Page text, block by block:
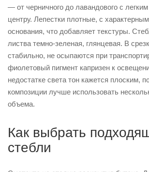
— от черничного до лавандового с
центру. Лепестки плотные, с
основания, что добавляет текстуры.
листва темно-зеленая, глянцевая. В
стабильно, не осыпаются при
фиолетовый пигмент капризен к
недостатке света тон кажется плоским,
композиции лучше использовать
объема.
Как выбрать
стебли